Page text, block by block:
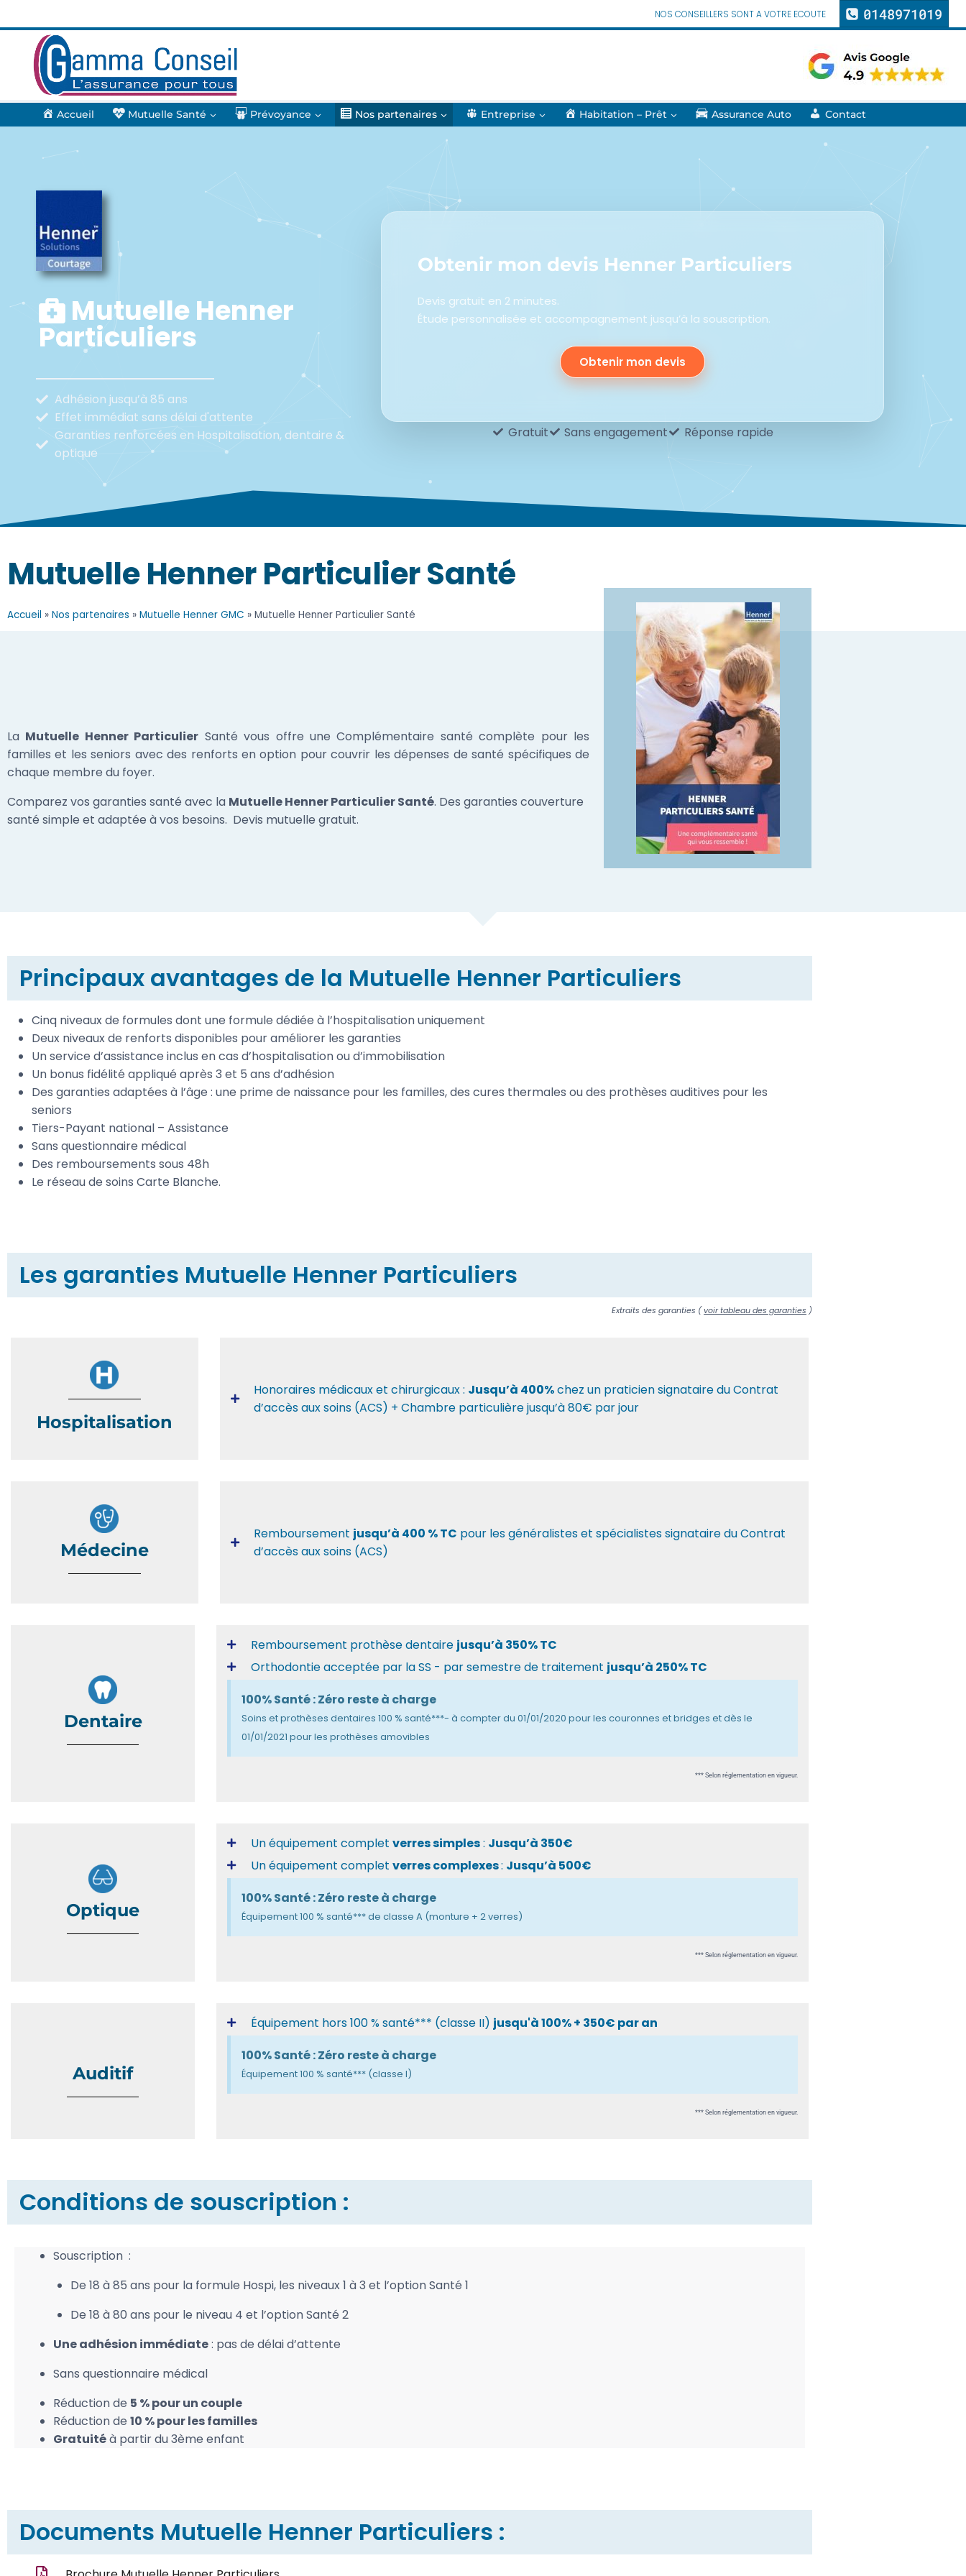
NOS CONSEILLERS SONT A VOTRE ECOUTE 0148971019
Accueil Mutuelle Santé Prévoyance Nos partenaires Entreprise Habitation – Prêt Assurance Auto Contact
Mutuelle Henner
Particuliers
Adhésion jusqu’à 85 ans
Effet immédiat sans délai d'attente
Garanties renforcées en Hospitalisation, dentaire &
optique
Obtenir mon devis Henner Particuliers
Devis gratuit en 2 minutes.
Étude personnalisée et accompagnement jusqu’à la souscription.
Obtenir mon devis
Gratuit Sans engagement Réponse rapide
Mutuelle Henner Particulier Santé
Accueil » Nos partenaires » Mutuelle Henner GMC » Mutuelle Henner Particulier Santé
La Mutuelle Henner Particulier Santé vous offre une Complémentaire santé complète pour les
familles et les seniors avec des renforts en option pour couvrir les dépenses de santé spécifiques de
chaque membre du foyer.
Comparez vos garanties santé avec la Mutuelle Henner Particulier Santé. Des garanties couverture
santé simple et adaptée à vos besoins. Devis mutuelle gratuit.
Principaux avantages de la Mutuelle Henner Particuliers
Cinq niveaux de formules dont une formule dédiée à l’hospitalisation uniquement
Deux niveaux de renforts disponibles pour améliorer les garanties
Un service d’assistance inclus en cas d’hospitalisation ou d’immobilisation
Un bonus fidélité appliqué après 3 et 5 ans d’adhésion
Des garanties adaptées à l’âge : une prime de naissance pour les familles, des cures thermales ou des prothèses auditives pour les
seniors
Tiers-Payant national – Assistance
Sans questionnaire médical
Des remboursements sous 48h
Le réseau de soins Carte Blanche.
Les garanties Mutuelle Henner Particuliers
Extraits des garanties (voir tableau des garanties )
Hospitalisation
Honoraires médicaux et chirurgicaux : Jusqu’à 400%chez un praticien signataire du Contrat
d’accès aux soins (ACS) + Chambre particulière jusqu’à 80€ par jour
Médecine
Remboursement jusqu’à 400 % TC pour les généralistes et spécialistes signataire du Contrat
d’accès aux soins (ACS)
Dentaire
Remboursement prothèse dentaire jusqu’à 350% TC
Orthodontie acceptée par la SS - par semestre de traitement jusqu’à 250% TC
100% Santé : Zéro reste à charge
Soins et prothèses dentaires 100 % santé***- à compter du 01/01/2020 pour les couronnes et bridges et dès le
01/01/2021 pour les prothèses amovibles
*** Selon réglementation en vigueur.
Optique
Un équipement complet verres simples: Jusqu’à 350€
Un équipement complet verres complexes: Jusqu’à 500€
100% Santé : Zéro reste à charge
Équipement 100 % santé*** de classe A (monture + 2 verres)
*** Selon réglementation en vigueur.
Auditif
Équipement hors 100 % santé*** (classe II) jusqu'à 100% + 350€ par an
100% Santé : Zéro reste à charge
Équipement 100 % santé*** (classe I)
*** Selon réglementation en vigueur.
Conditions de souscription :
Souscription :
De 18 à 85 ans pour la formule Hospi, les niveaux 1 à 3 et l’option Santé 1
De 18 à 80 ans pour le niveau 4 et l’option Santé 2
Une adhésion immédiate: pas de délai d’attente
Sans questionnaire médical
Réduction de 5 % pour un couple
Réduction de 10 % pour les familles
Gratuitéà partir du 3ème enfant
Documents Mutuelle Henner Particuliers :